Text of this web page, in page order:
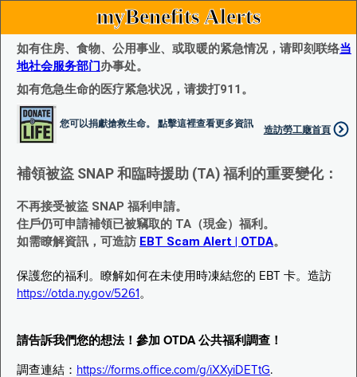
myBenefits Alerts
如有住房、食物、公用事业、或取暖的紧急情况，请即刻联络当
地社会服务部门办事处。
如有危急生命的医疗紧急状况，请拨打911。
您可以捐獻搶救生命。 點擊這裡查看更多資訊
造訪勞工廰首頁
補領被盜 SNAP 和臨時援助 (TA) 福利的重要變化：
不再接受被盜 SNAP 福利申請。
住戶仍可申請補領已被竊取的 TA（現金）福利。
如需瞭解資訊，可造訪 EBT Scam Alert | OTDA。
保護您的福利。瞭解如何在未使用時凍結您的 EBT 卡。造訪
https://otda.ny.gov/5261 。
請告訴我們您的想法！參加 OTDA 公共福利調查！
調查連結： https://forms.office.com/g/iXXyiDETtG.